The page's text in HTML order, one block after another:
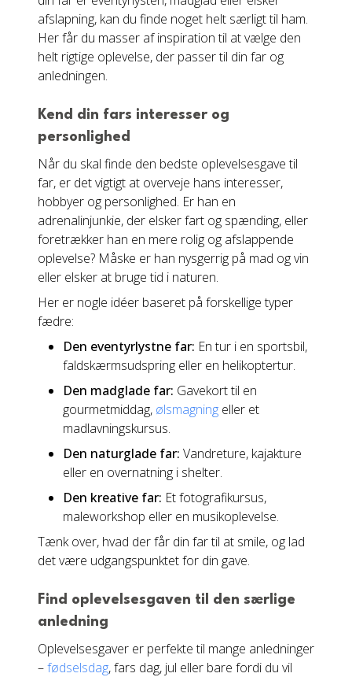
afslapning, kan du finde noget helt særligt til ham.
Her får du masser af inspiration til at vælge den
helt rigtige oplevelse, der passer til din far og
anledningen.
Kend din fars interesser og
personlighed
Når du skal finde den bedste oplevelsesgave til
far, er det vigtigt at overveje hans interesser,
hobbyer og personlighed. Er han en
adrenalinjunkie, der elsker fart og spænding, eller
foretrækker han en mere rolig og afslappende
oplevelse? Måske er han nysgerrig på mad og vin
eller elsker at bruge tid i naturen.
Her er nogle idéer baseret på forskellige typer
fædre:
Den eventyrlystne far: En tur i en sportsbil,
faldskærmsudspring eller en helikoptertur.
Den madglade far: Gavekort til en
gourmetmiddag, ølsmagning eller et
madlavningskursus.
Den naturglade far: Vandreture, kajakture
eller en overnatning i shelter.
Den kreative far: Et fotografikursus,
maleworkshop eller en musikoplevelse.
Tænk over, hvad der får din far til at smile, og lad
det være udgangspunktet for din gave.
Find oplevelsesgaven til den særlige
anledning
Oplevelsesgaver er perfekte til mange anledninger
–fødselsdag, fars dag, jul eller bare fordi du vil